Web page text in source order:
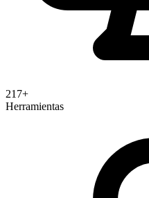
217+
Herramientas